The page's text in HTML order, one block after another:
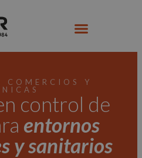
COMERCIOS Y
control de
entornos
y sanitarios